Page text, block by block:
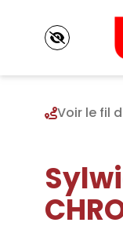
Le LLCP
Présentation
Identité du
Projet
Voir le fil